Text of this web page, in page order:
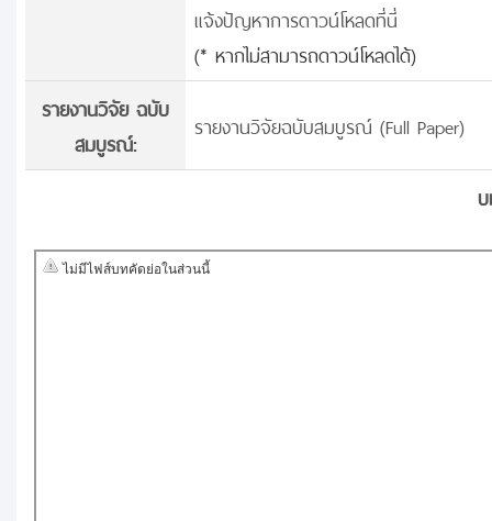
แจ้งปัญหาการดาวน์โหลดที่นี่
(* หากไม่สามารถดาวน์โหลดได้)
รายงานวิจัย ฉบับ
สมบูรณ์:
รายงานวิจัยฉบับสมบูรณ์ (Full Paper)